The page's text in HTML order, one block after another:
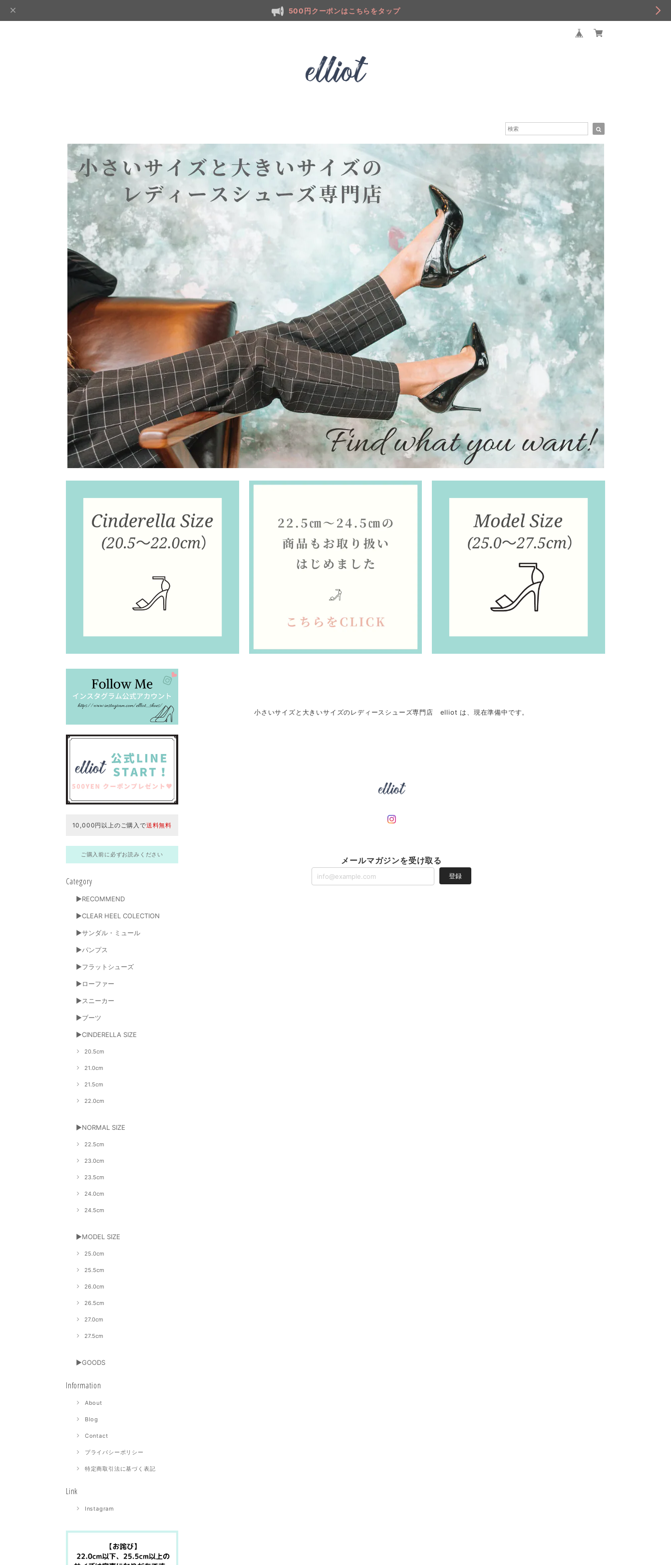
500円クーポンはこちらをタップ
10,000円以上のご購入で送料無料
ご購入前に必ずお読みください
Category
▶RECOMMEND
▶CLEAR HEEL COLECTION
▶サンダル・ミュール
▶パンプス
▶フラットシューズ
▶ローファー
▶スニーカー
▶ブーツ
▶CINDERELLA SIZE
20.5cm
21.0cm
21.5cm
22.0cm
▶NORMAL SIZE
22.5cm
23.0cm
23.5cm
24.0cm
24.5cm
▶MODEL SIZE
25.0cm
25.5cm
26.0cm
26.5cm
27.0cm
27.5cm
▶GOODS
Information
About
Blog
Contact
プライバシーポリシー
特定商取引法に基づく表記
Link
Instagram
小さいサイズと大きいサイズのレディースシューズ専門店 elliot は、現在準備中です。
メールマガジンを受け取る
登録